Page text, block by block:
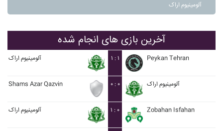
آلومينيوم اراک
آخرین بازی های انجام شده
آلومينيوم اراک ۱ : ۱ Peykan Tehran
Shams Azar Qazvin ۰ : ۰ آلومينيوم اراک
آلومينيوم اراک ۱ : ۰ Zobahan Isfahan